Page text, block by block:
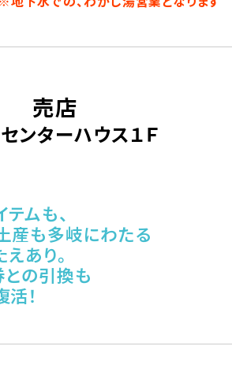
売店
ンターハウス１Ｆ
ムも、
産も多岐にわたる
あり。
との引換も
！